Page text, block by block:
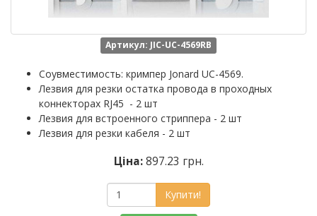
Артикул: JIC-UC-4569RB
Соувместимость: кримпер Jonard UC-4569.
Лезвия для резки остатка провода в проходных
коннекторах RJ45 - 2 шт
Лезвия для встроенного стриппера - 2 шт
Лезвия для резки кабеля - 2 шт
Ціна: 897.23 грн.
Купити!